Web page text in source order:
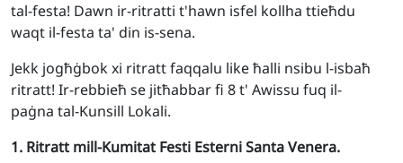
tal-festa! Dawn ir-ritratti t'hawn isfel kollha ttieħdu
waqt il-festa ta' din is-sena.
Jekk jogħġbok xi ritratt faqqalu like ħalli nsibu l-isbaħ
ritratt! Ir-rebbieħ se jitħabbar fi 8 t' Awissu fuq il-
paġna tal-Kunsill Lokali.
1. Ritratt mill-Kumitat Festi Esterni Santa Venera.